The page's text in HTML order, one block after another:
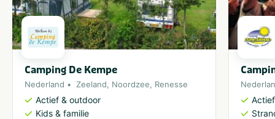
Camping De Kempe
Nederland Zeeland, Noordzee, Renesse
Actief & outdoor
Kids & familie